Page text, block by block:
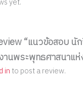
“แนวข้อสอบ นั
านพระพุทธศาสนาแ
in to post a review.